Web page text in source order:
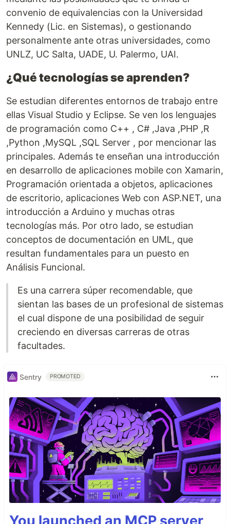
convenio de equivalencias con la Universidad
Kennedy (Lic. en Sistemas), o gestionando
personalmente ante otras universidades, como
UNLZ, UC Salta, UADE, U. Palermo, UAI.
¿Qué tecnologías se aprenden?
Se estudian diferentes entornos de trabajo entre
ellas Visual Studio y Eclipse. Se ven los lenguajes
de programación como C++ , C# ,Java ,PHP ,R
,Python ,MySQL ,SQL Server , por mencionar las
principales. Además te enseñan una introducción
en desarrollo de aplicaciones mobile con Xamarin,
Programación orientada a objetos, aplicaciones
de escritorio, aplicaciones Web con ASP.NET, una
introducción a Arduino y muchas otras
tecnologías más. Por otro lado, se estudian
conceptos de documentación en UML, que
resultan fundamentales para un puesto en
Análisis Funcional.
Es una carrera súper recomendable, que
sientan las bases de un profesional de sistemas
el cual dispone de una posibilidad de seguir
creciendo en diversas carreras de otras
facultades.
Sentry PROMOTED